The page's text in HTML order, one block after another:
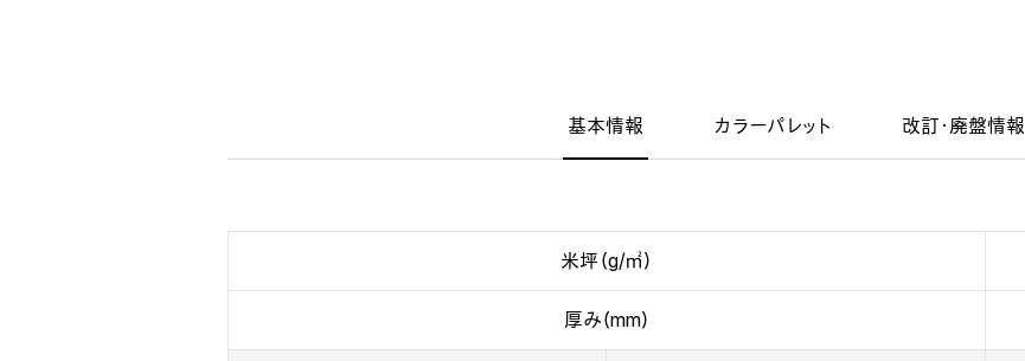
基本情報 カラーパレット 改訂・廃盤情報
米坪（g/㎡）
厚み（mm）